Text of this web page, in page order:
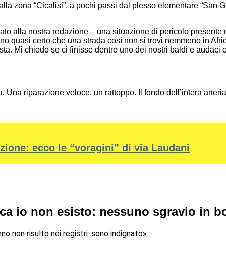
zona “Cicalisi”, a pochi passi dal plesso elementare “San
alla nostra redazione – una situazione di pericolo
quasi certo che una strada così non si trovi nemmeno in
Mi chiedo se ci finisse dentro uno dei nostri baldi e audaci
Una riparazione veloce, un rattoppo. Il fondo dell’intera
ecco le “voragini” di via Laudani
io non esisto: nessuno sgravio in
non risulto nei registri: sono indignato»